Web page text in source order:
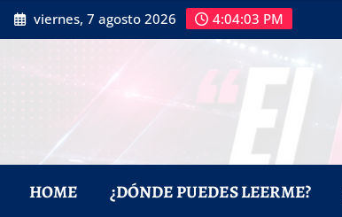
Saltar
al
viernes, 7 agosto 2026 4:04:04 PM
HOME ¿DÓNDE PUEDES LEERME?